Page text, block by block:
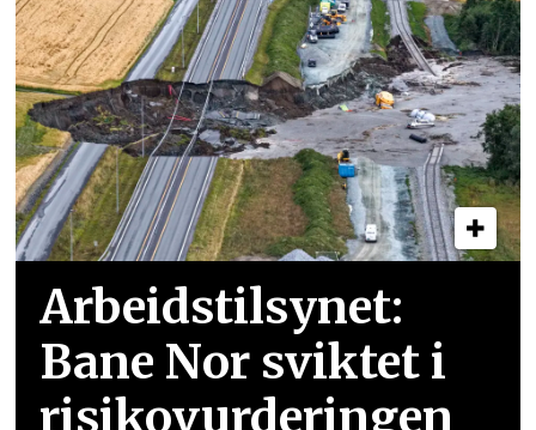
Arbeidstilsynet:
Bane Nor sviktet i
risikovurderingen